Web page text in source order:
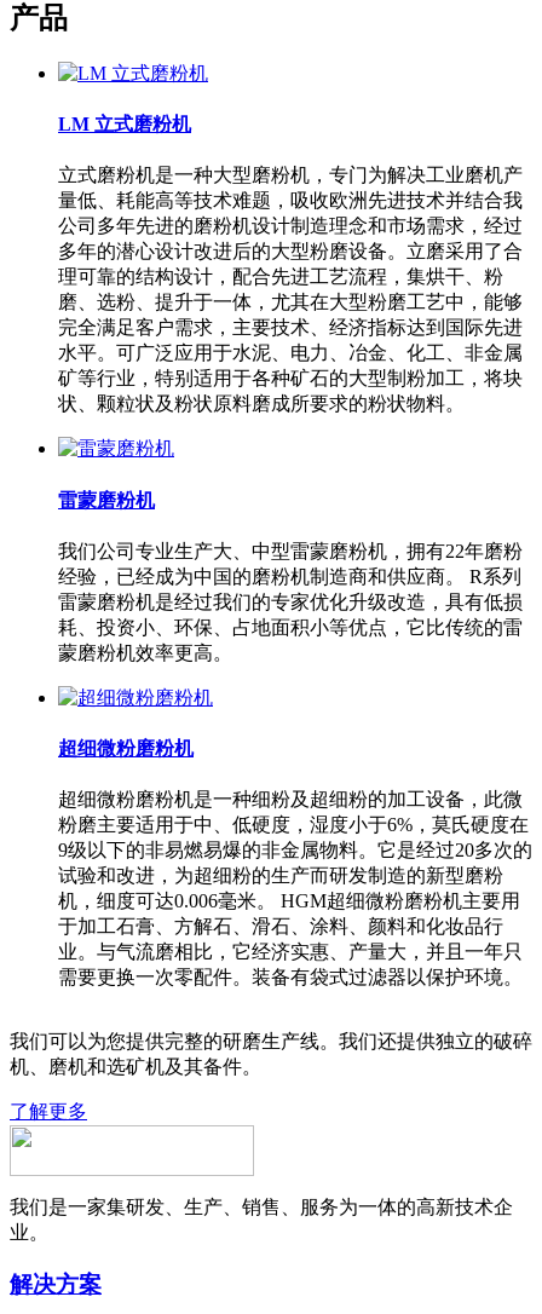
产品
LM 立式磨粉机
立式磨粉机是一种大型磨粉机，专门为解决工业磨机产
量低、耗能高等技术难题，吸收欧洲先进技术并结合我
公司多年先进的磨粉机设计制造理念和市场需求，经过
多年的潜心设计改进后的大型粉磨设备。立磨采用了合
理可靠的结构设计，配合先进工艺流程，集烘干、粉
磨、选粉、提升于一体，尤其在大型粉磨工艺中，能够
完全满足客户需求，主要技术、经济指标达到国际先进
水平。可广泛应用于水泥、电力、冶金、化工、非金属
矿等行业，特别适用于各种矿石的大型制粉加工，将块
状、颗粒状及粉状原料磨成所要求的粉状物料。
雷蒙磨粉机
我们公司专业生产大、中型雷蒙磨粉机，拥有22年磨粉
经验，已经成为中国的磨粉机制造商和供应商。 R系列
雷蒙磨粉机是经过我们的专家优化升级改造，具有低损
耗、投资小、环保、占地面积小等优点，它比传统的雷
蒙磨粉机效率更高。
超细微粉磨粉机
超细微粉磨粉机是一种细粉及超细粉的加工设备，此微
粉磨主要适用于中、低硬度，湿度小于6%，莫氏硬度在
9级以下的非易燃易爆的非金属物料。它是经过20多次的
试验和改进，为超细粉的生产而研发制造的新型磨粉
机，细度可达0.006毫米。 HGM超细微粉磨粉机主要用
于加工石膏、方解石、滑石、涂料、颜料和化妆品行
业。与气流磨相比，它经济实惠、产量大，并且一年只
需要更换一次零配件。装备有袋式过滤器以保护环境。
我们可以为您提供完整的研磨生产线。我们还提供独立的破碎
机、磨机和选矿机及其备件。
了解更多
我们是一家集研发、生产、销售、服务为一体的高新技术企
业。
解决方案